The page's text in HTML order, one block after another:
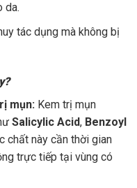
da.
tác dụng mà không bị
mụn: Kem trị mụn
Salicylic Acid, Benzoyl
chất này cần thời gian
trực tiếp tại vùng có